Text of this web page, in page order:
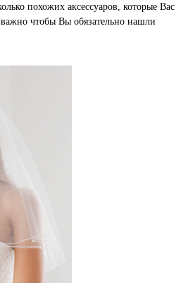
похожих аксессуаров, которые Вас
чтобы Вы обязательно нашли